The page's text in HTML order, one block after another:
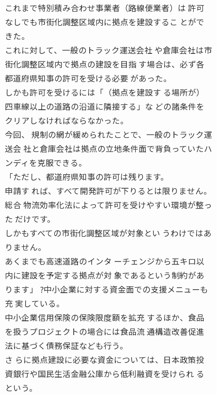
これまで特別積み合わせ事業者（路線便業者）は 許可
なしでも市街化調整区域内に拠点を建設するこ とがで
きた。
これに対して、一般のトラック運送会社 や倉庫会社は市
街化調整区域内で拠点の建設を目指 す場合は、必ず各
都道府県知事の許可を受ける必要 があった。
しかも許可を受けるには「（拠点を建設す る場所が）
四車線以上の道路の沿道に隣接する」な どの諸条件を
クリアしなければならなかった。
今回、 規制の網が緩められたことで、一般のトラック運
送会 社と倉庫会社は拠点の立地条件面で背負っていたハ
ンディを克服できる。
「ただし、都道府県知事の許可は残ります。
申請す れば、すべて開発許可が下りるとは限りません。
総合 物流効率化法によって許可を受けやすい環境が整っ
た だけです。
しかもすべての市街化調整区域が対象とい うわけではあ
りません。
あくまでも高速道路のインタ ーチェンジから五キロ以
内に建設を予定する拠点が対 象であるという制約があ
ります」 ?中小企業に対する資金面での支援メニューも
充 実している。
中小企業信用保険の保険限度額を拡充 するほか、食品
を扱うプロジェクトの場合には食品流 通構造改善促進
法に基づく債務保証なども行う。
さ らに拠点建設に必要な資金については、日本政策投
資銀行や国民生活金融公庫から低利融資を受けられ る
という。